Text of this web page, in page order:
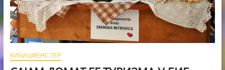
КИБИЦФЕНСТЕР